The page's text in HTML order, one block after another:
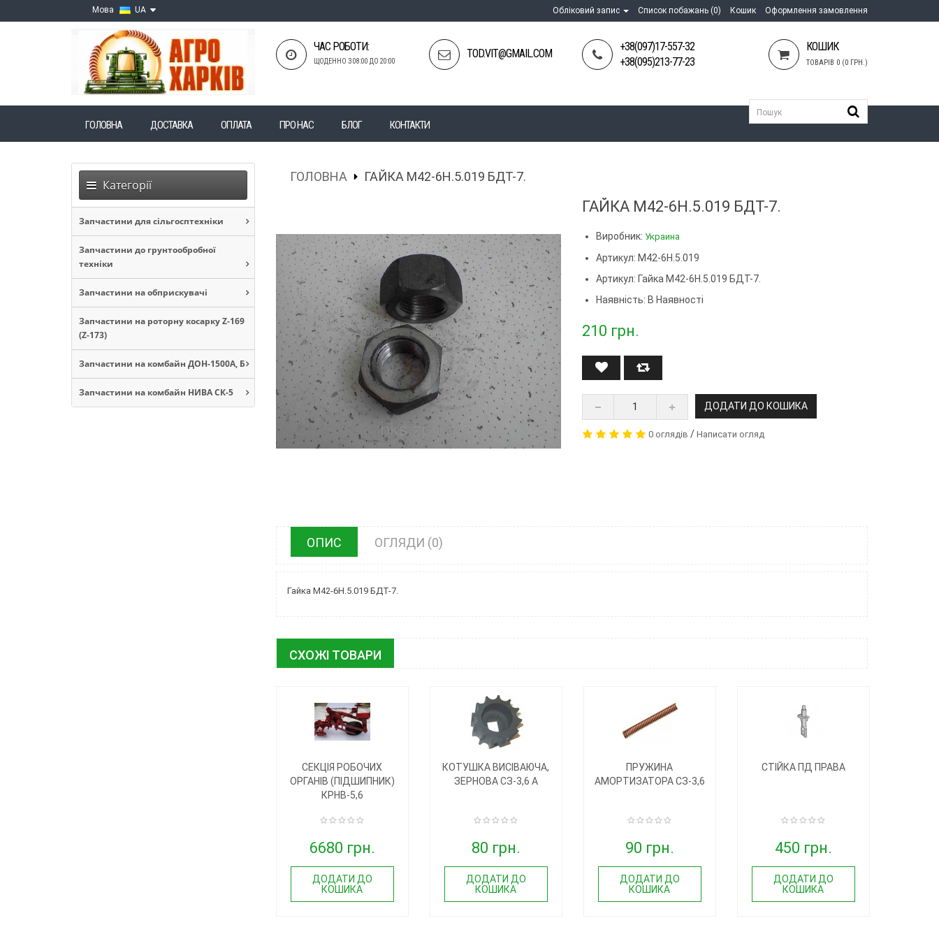
Мова UA Обліковий запис Список побажань (0) Кошик Оформлення замовлення
ЧАС РОБОТИ:
ЩОДЕННО З 08:00 ДО 20:00
TOD.VIT@GMAIL.COM
+38(097)17-557-32
+38(095)213-77-23
КОШИК
ТОВАРІВ 0 (0 ГРН.)
ГОЛОВНА ДОСТАВКА ОПЛАТА ПРО НАС БЛОГ КОНТАКТИ
Категорії
Запчастини для сільгосптехніки
Запчастини до грунтообробної
техніки
Запчастини на обприскувачі
Запчастини на роторну косарку Z-169
(Z-173)
Запчастини на комбайн ДОН-1500А, Б
Запчастини на комбайн НИВА СК-5
ГОЛОВНА ГАЙКА М42-6Н.5.019 БДТ-7.
ГАЙКА М42-6Н.5.019 БДТ-7.
Виробник: Украина
Артикул: М42-6Н.5.019
Артикул: Гайка М42-6Н.5.019 БДТ-7.
Наявність: В Наявності
210 грн.
ДОДАТИ ДО КОШИКА
0 оглядів /Написати огляд
ОПИС ОГЛЯДИ (0)
Гайка М42-6Н.5.019 БДТ-7.
СХОЖІ ТОВАРИ
СЕКЦІЯ РОБОЧИХ
ОРГАНІВ (ПІДШИПНИК)
КРНВ-5,6
6680 грн.
ДОДАТИ ДО
КОШИКА
КОТУШКА ВИСІВАЮЧА,
ЗЕРНОВА СЗ-3,6 А
80 грн.
ДОДАТИ ДО
КОШИКА
ПРУЖИНА
АМОРТИЗАТОРА СЗ-3,6
90 грн.
ДОДАТИ ДО
КОШИКА
СТІЙКА ПД ПРАВА
450 грн.
ДОДАТИ ДО
КОШИКА